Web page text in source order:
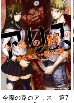
今際の路のアリス 第7